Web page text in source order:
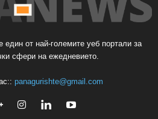
един от най-големите уеб портали за
сфери на ежедневието.
panagurishte@gmail.com